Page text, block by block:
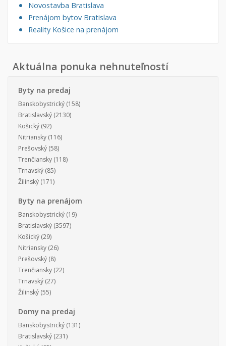
Novostavba Bratislava
Prenájom bytov Bratislava
Reality Košice na prenájom
Aktuálna ponuka nehnuteľností
Byty na predaj
Banskobystrický (158)
Bratislavský (2130)
Košický (92)
Nitriansky (116)
Prešovský (58)
Trenčiansky (118)
Trnavský (85)
Žilinský (171)
Byty na prenájom
Banskobystrický (19)
Bratislavský (3597)
Košický (29)
Nitriansky (26)
Prešovský (8)
Trenčiansky (22)
Trnavský (27)
Žilinský (55)
Domy na predaj
Banskobystrický (131)
Bratislavský (231)